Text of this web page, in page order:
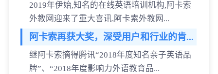
2019年伊始,知名的在线英语培训机构,阿卡索
外教网迎来了重大喜讯,阿卡索外教网...
阿卡索再获大奖，深受用户和行业的肯...
继阿卡索摘得腾讯“2018年度知名亲子英语品
牌”、“2018年度影响力外语教育品...